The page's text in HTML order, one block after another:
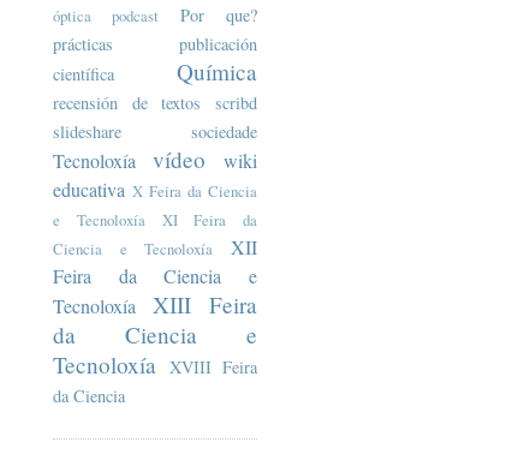
óptica podcast
Por que?
prácticas
publicación
científica
Química
recensión de textos
scribd
slideshare
sociedade
Tecnoloxía vídeo
wiki
educativa X Feira da Ciencia
e Tecnoloxía
XI Feira da
Ciencia e Tecnoloxía
XII
Feira da Ciencia e
Tecnoloxía
XIII Feira
da Ciencia e
Tecnoloxía XVIII Feira
da Ciencia